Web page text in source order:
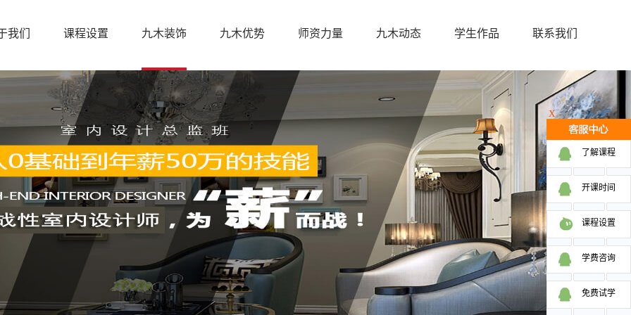
我们 课程设置 九木装饰 九木优势 师资力量 九木动态 学生作品 联系我们
X
了解课程
开课时间
课程设置
学费咨询
免费试学